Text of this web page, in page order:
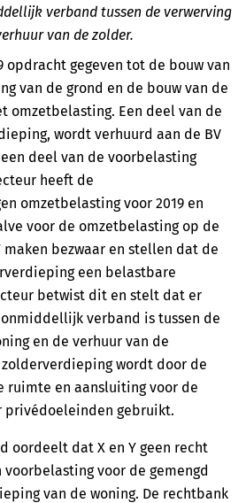
verband tussen de verwerving
van de zolder.
opdracht gegeven tot de bouw van
van de grond en de bouw van de
omzetbelasting. Een deel van de
wordt verhuurd aan de BV
een deel van de voorbelasting
heeft de
omzetbelasting voor 2019 en
voor de omzetbelasting op de
maken bezwaar en stellen dat de
een belastbare
betwist dit en stelt dat er
verband is tussen de
en de verhuur van de
wordt door de
ruimte en aansluiting voor de
privédoeleinden gebruikt.
oordeelt dat X en Y geen recht
voor de gemengd
van de woning. De rechtbank